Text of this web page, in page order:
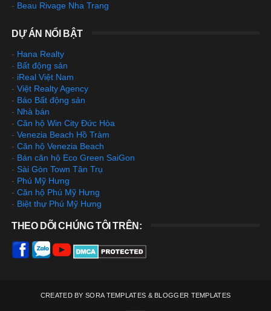
- Beau Rivage Nha Trang
DỰ ÁN NỔI BẬT
- Hana Realty
- Bất động sản
- iReal Việt Nam
- Việt Realty Agency
- Báo Bất động sản
- Nhà bán
- Căn hộ Win City Đức Hòa
- Venezia Beach Hồ Tràm
- Căn hộ Venezia Beach
- Bán căn hộ Eco Green SaiGon
- Sài Gòn Town Tân Trụ
- Phú Mỹ Hưng
- Căn hộ Phú Mỹ Hưng
- Biệt thự Phú Mỹ Hưng
THEO DÕI CHÚNG TÔI TRÊN:
CREATED BYSORA TEMPLATES & BLOGGER TEMPLATES